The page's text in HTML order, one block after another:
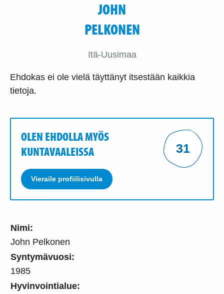
Nimi:
John Pelkonen
Syntymävuosi:
1985
Hyvinvointialue:
JOHN
PELKONEN
Itä-Uusimaa
Ehdokas ei ole vielä täyttänyt itsestään kaikkia
tietoja.
OLEN EHDOLLA MYÖS
KUNTAVAALEISSA
Vieraile profiilisivulla
31